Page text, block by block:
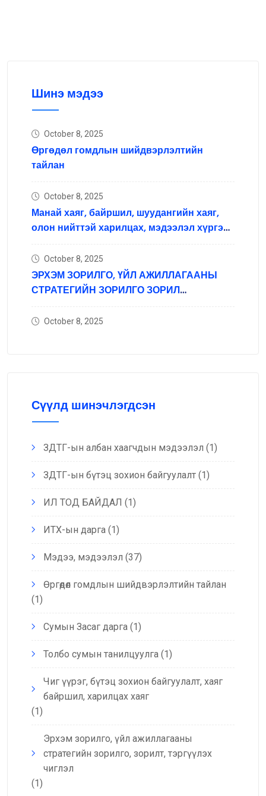
Шинэ мэдээ
October 8, 2025
Өргөдөл гомдлын шийдвэрлэлтийн
тайлан
October 8, 2025
Манай хаяг, байршил, шуудангийн хаяг,
олон нийттэй харилцах, мэдээлэл хүргэх
October 8, 2025
ЭРХЭМ ЗОРИЛГО, ҮЙЛ АЖИЛЛАГААНЫ
СТРАТЕГИЙН ЗОРИЛГО ЗОРИЛ
October 8, 2025
Сүүлд шинэчлэгдсэн
ЗДТГ-ын албан хаагчдын мэдээлэл (1)
ЗДТГ-ын бүтэц зохион байгуулалт (1)
ИЛ ТОД БАЙДАЛ (1)
ИТХ-ын дарга (1)
Мэдээ, мэдээлэл (37)
Өргөдөл гомдлын шийдвэрлэлтийн тайлан
(1)
Сумын Засаг дарга (1)
Толбо сумын танилцуулга (1)
Чиг үүрэг, бүтэц зохион байгуулалт, хаяг
байршил, харилцах хаяг
(1)
Эрхэм зорилго, үйл ажиллагааны
стратегийн зорилго, зорилт, тэргүүлэх
чиглэл
(1)